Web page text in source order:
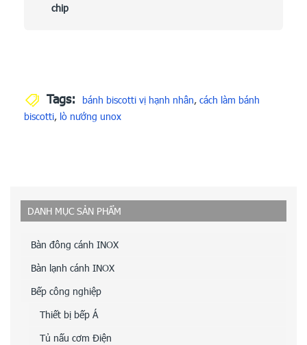
chip
Tags: bánh biscotti vị hạnh nhân, cách làm bánh
biscotti, lò nướng unox
DANH MỤC SẢN PHẨM
Bàn đông cánh INOX
Bàn lạnh cánh INOX
Bếp công nghiệp
Thiết bị bếp Á
Tủ nấu cơm Điện